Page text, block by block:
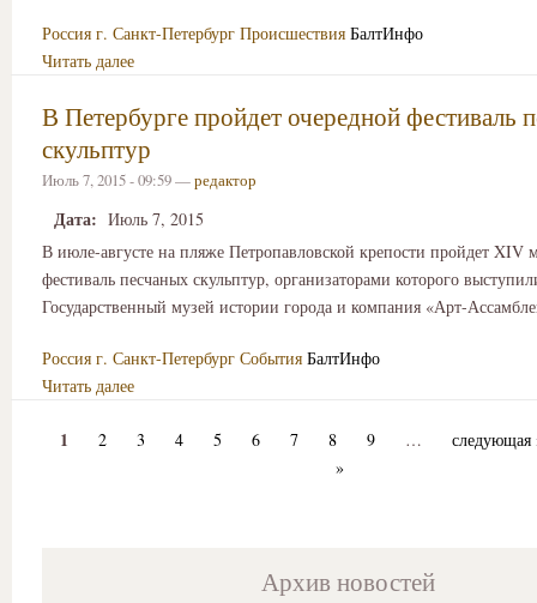
Россия г. Санкт-Петербург Происшествия БалтИнфо
Читать далее
В Петербурге пройдет очередной фестиваль
скульптур
Июль 7, 2015 - 09:59 —редактор
Дата: Июль 7, 2015
В июле-августе на пляже Петропавловской крепости пройдет XIV
фестиваль песчаных скульптур, организаторами которого
Государственный музей истории города и компания «Арт-
Россия г. Санкт-Петербург События БалтИнфо
Читать далее
1 2 3 4 5 6 7 8 9 …
следующая
»
Архив новостей